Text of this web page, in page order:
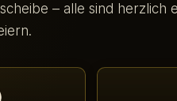
– alle sind herzlich